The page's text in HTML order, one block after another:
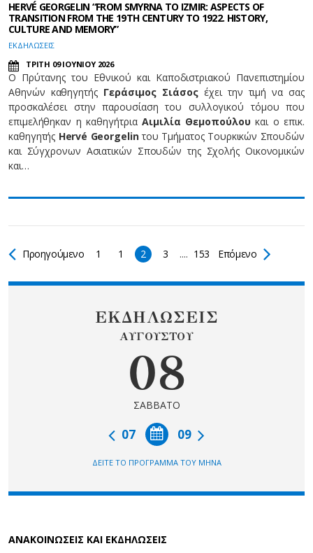
HERVÉ GEORGELIN “FROM SMYRNA TO IZMIR: ASPECTS OF
TRANSITION FROM THE 19TH CENTURY TO 1922. HISTORY,
CULTURE AND MEMORY”
EΚΔΗΛΩΣΕΙΣ
ΤΡΙΤΗ 09 ΙΟΥΝΙΟΥ 2026
Ο Πρύτανης του Εθνικού και Καποδιστριακού Πανεπιστημίου
Αθηνών καθηγητής Γεράσιμος Σιάσοςέχει την τιμή να σας
προσκαλέσει στην παρουσίαση του συλλογικού τόμου που
επιμελήθηκαν η καθηγήτριαΑιμιλία Θεμοπούλου και ο επικ.
καθηγητής Hervé Georgelinτου Τμήματος Τουρκικών Σπουδών
και Σύγχρονων Ασιατικών Σπουδών της Σχολής Οικονομικών
και…
Προηγούμενο 1 1 2 3 .... 153 Επόμενο
ΕΚΔΗΛΩΣΕΙΣ
ΑΥΓΟΥΣΤΟΥ
08
ΣΑΒΒΑΤΟ
09
07
ΔΕΙΤΕ ΤΟ ΠΡΟΓΡΑΜΜΑ ΤΟΥ ΜΗΝΑ
AΝΑΚΟΙΝΩΣΕΙΣ ΚΑΙ ΕΚΔΗΛΩΣΕΙΣ